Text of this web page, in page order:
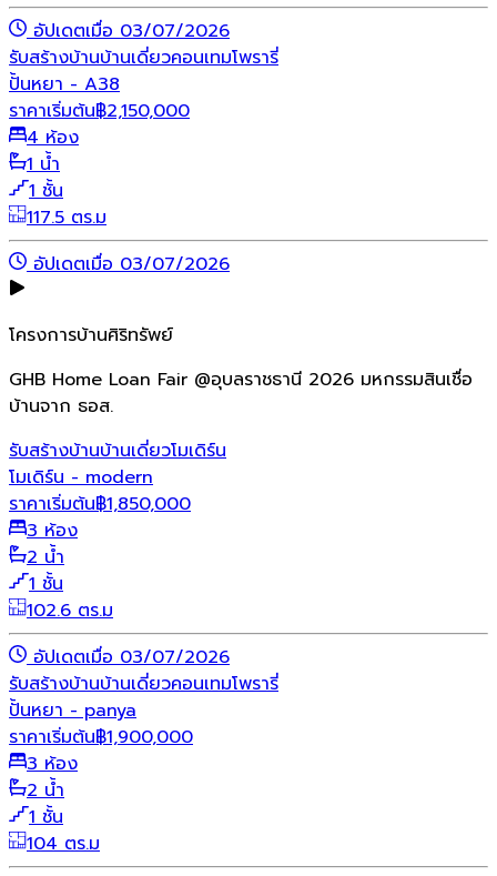
อัปเดตเมื่อ 03/07/2026
รับสร้างบ้านบ้านเดี่ยวคอนเทมโพรารี่
ปั้นหยา - A38
ราคาเริ่มต้น฿2,150,000
4 ห้อง
1 น้ำ
1 ชั้น
117.5 ตร.ม
อัปเดตเมื่อ 03/07/2026
โครงการบ้านศิริทรัพย์
GHB Home Loan Fair @อุบลราชธานี 2026 มหกรรมสินเชื่อ
บ้านจาก ธอส.
รับสร้างบ้านบ้านเดี่ยวโมเดิร์น
โมเดิร์น - modern
ราคาเริ่มต้น฿1,850,000
3 ห้อง
2 น้ำ
1 ชั้น
102.6 ตร.ม
อัปเดตเมื่อ 03/07/2026
รับสร้างบ้านบ้านเดี่ยวคอนเทมโพรารี่
ปั้นหยา - panya
ราคาเริ่มต้น฿1,900,000
3 ห้อง
2 น้ำ
1 ชั้น
104 ตร.ม